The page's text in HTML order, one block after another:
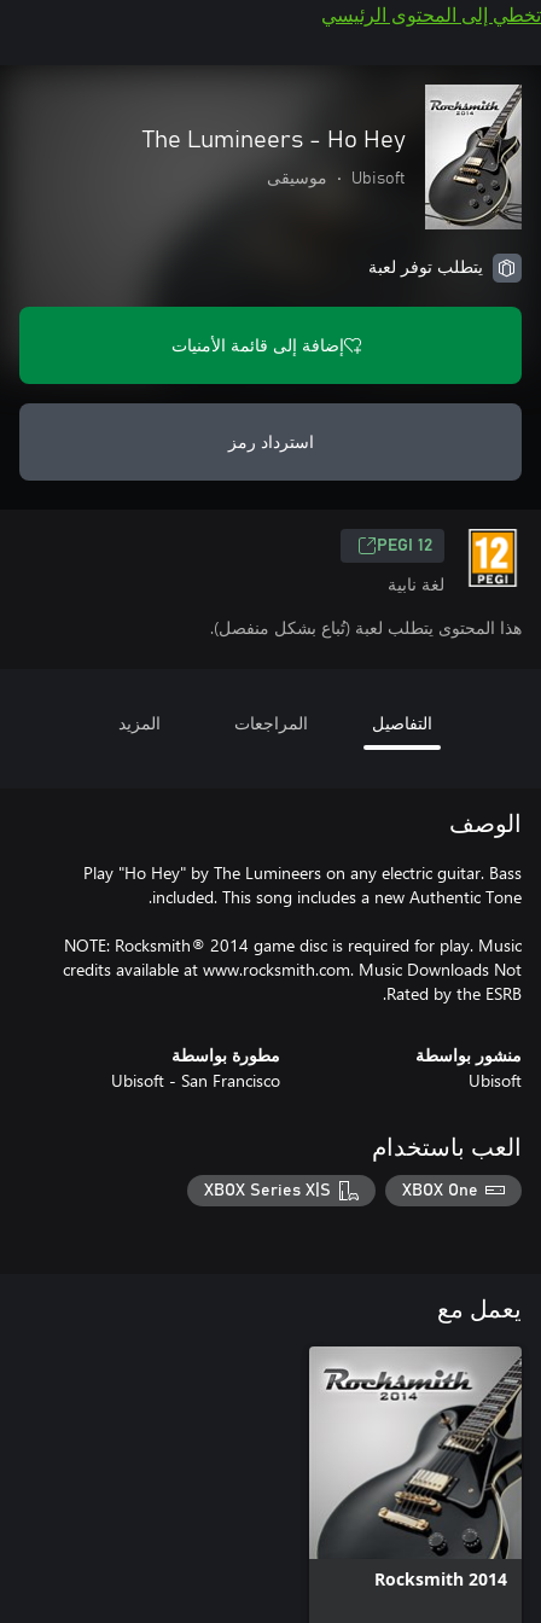
تخطي إلى المحتوى الرئيسي
The Lumineers - Ho Hey
Ubisoft
• موسيقى
يتطلب توفر لعبة
إضافة إلى قائمة الأمنيات
استرداد رمز
PEGI 12
لغة نابية
هذا المحتوى يتطلب لعبة (تُباع بشكل منفصل).
التفاصيل المراجعات المزيد
الوصف
Play "Ho Hey" by The Lumineers on any electric guitar. Bass
NOTE: Rocksmith® 2014 game disc is required for play. Music
credits available at www.rocksmith.com. Music Downloads Not
Rated by the ESRB.
منشور بواسطة
Ubisoft
مطورة بواسطة
Ubisoft - San Francisco
العب باستخدام
XBOX One
XBOX Series X|S
يعمل مع
Rocksmith 2014